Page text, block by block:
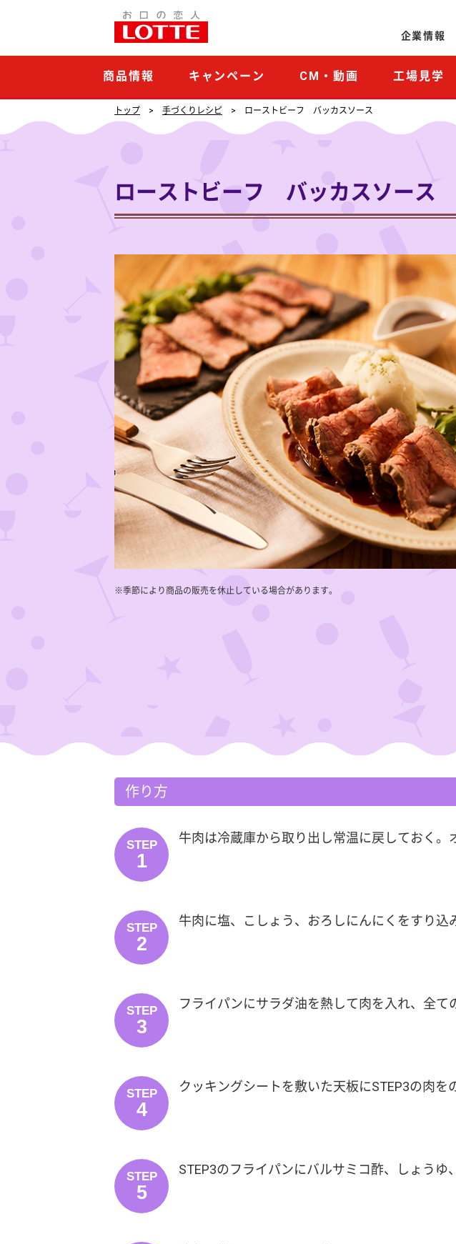
企業情報
商品情報 キャンペーン CM・動画 工場見学
トップ 手づくりレシピ ローストビーフ バッカスソース
ローストビーフ バッカスソース
※季節により商品の販売を休止している場合があります。
作り方
STEP
1
牛肉は冷蔵庫から取り出し常温に戻しておく。
STEP
2
牛肉に塩、こしょう、おろしにんにくをすり込
STEP
3
フライパンにサラダ油を熱して肉を入れ、全て
STEP
4
クッキングシートを敷いた天板にSTEP3の肉
STEP
5
STEP3のフライパンにバルサミコ酢、しょうゆ